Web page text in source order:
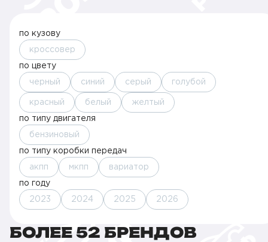
по кузову
кроссовер
по цвету
черный синий серый голубой
красный белый желтый
по типу двигателя
бензиновый
по типу коробки передач
акпп мкпп вариатор
по году
2023 2024 2025 2026
БОЛЕЕ 52 БРЕНДОВ